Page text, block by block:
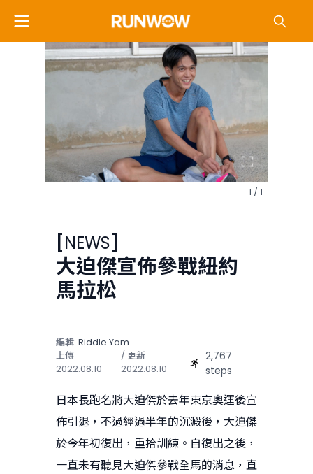
1 / 1
[NEWS]
大迫傑宣佈參戰紐約
馬拉松
編輯: Riddle Yam
上傳
2022.08.10
/ 更新
2022.08.10
2,767
steps
日本長跑名將大迫傑於去年東京奧運後宣
佈引退，不過經過半年的沉澱後，大迫傑
於今年初復出，重拾訓練。自復出之後，
一直未有聽見大迫傑參戰全馬的消息，直